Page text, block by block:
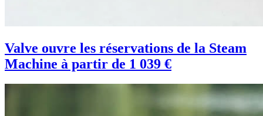
Valve ouvre les réservations de la Steam
Machine à partir de 1 039 €